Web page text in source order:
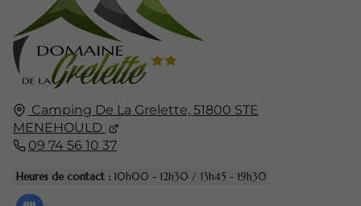
Camping De La Grelette, 51800 STE
MENEHOULD
09 74 56 10 37
Heures de contact : 10h00 - 12h30 / 13h45 - 19h30